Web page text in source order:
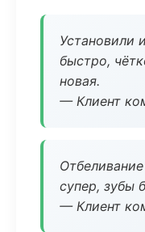
Установили
быстро,
новая.
— Клиент
супер, зубы
— Клиент